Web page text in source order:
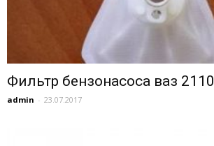
Фильтр бензонасоса ваз 2110
admin - 23.07.2017